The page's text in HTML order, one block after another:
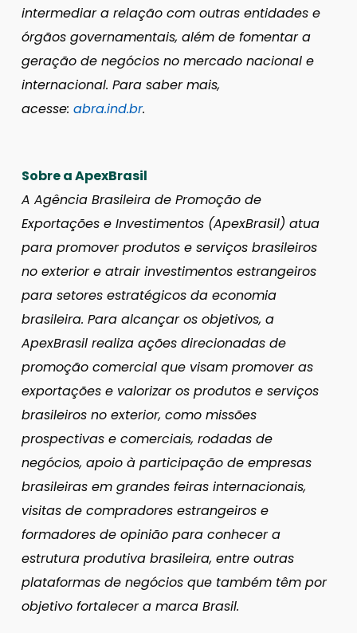
intermediar a relação com outras entidades e
órgãos governamentais, além de fomentar a
geração de negócios no mercado nacional e
internacional. Para saber mais,
acesse: abra.ind.br.
Sobre a ApexBrasil
A Agência Brasileira de Promoção de
Exportações e Investimentos (ApexBrasil) atua
para promover produtos e serviços brasileiros
no exterior e atrair investimentos estrangeiros
para setores estratégicos da economia
brasileira. Para alcançar os objetivos, a
ApexBrasil realiza ações direcionadas de
promoção comercial que visam promover as
exportações e valorizar os produtos e serviços
brasileiros no exterior, como missões
prospectivas e comerciais, rodadas de
negócios, apoio à participação de empresas
brasileiras em grandes feiras internacionais,
visitas de compradores estrangeiros e
formadores de opinião para conhecer a
estrutura produtiva brasileira, entre outras
plataformas de negócios que também têm por
objetivo fortalecer a marca Brasil.